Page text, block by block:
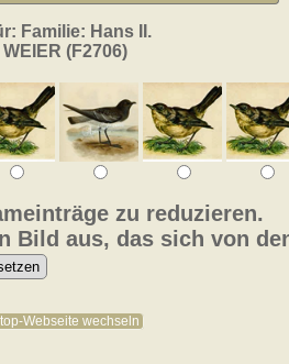
Familie: Hans II.
(F2706)
zu reduzieren.
Bild aus, das sich von
Webseite wechseln